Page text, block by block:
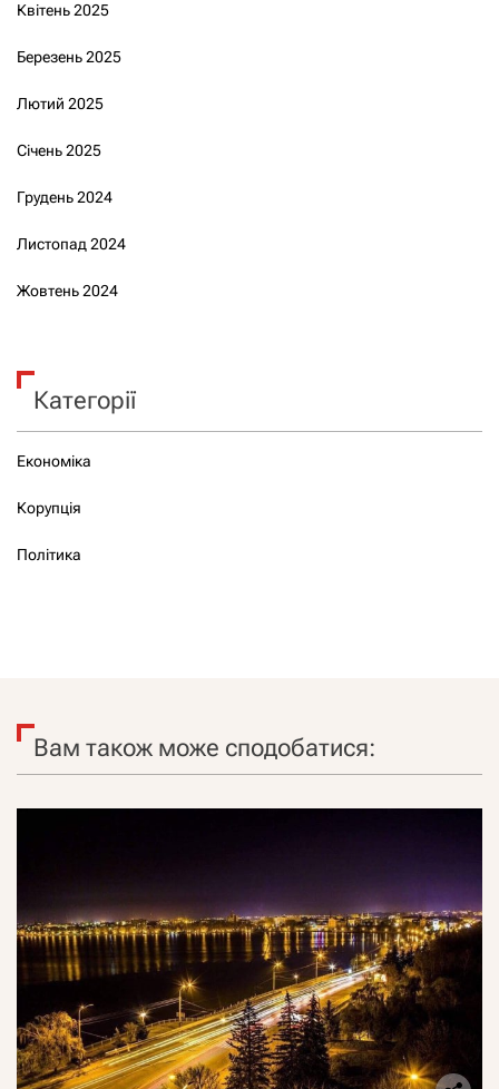
Квітень 2025
Березень 2025
Лютий 2025
Січень 2025
Грудень 2024
Листопад 2024
Жовтень 2024
Категорії
Економіка
Корупція
Політика
Вам також може сподобатися: